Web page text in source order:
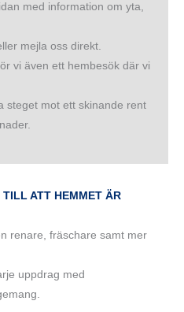
med information om yta,
mejla oss direkt.
vi även ett hembesök där vi
steget mot ett skinande rent
TILL ATT HEMMET ÄR
renare, fräschare samt mer
uppdrag med